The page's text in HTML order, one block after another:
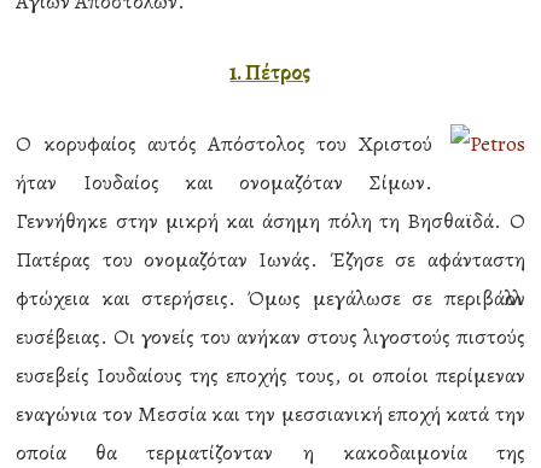
1. Πέτρος
Ο κορυφαίος αυτός Απόστολος του Χριστού
ήταν Ιουδαίος και ονομαζόταν Σίμων.
Γεννήθηκε στην μικρή και άσημη πόλη τη Βησθαϊδά. Ο
Πατέρας του ονομαζόταν Ιωνάς. Έζησε σε αφάνταστη
φτώχεια και στερήσεις. Όμως μεγάλωσε σε περιβάλλον
ευσέβειας. Οι γονείς του ανήκαν στους λιγοστούς πιστούς
ευσεβείς Ιουδαίους της εποχής τους, οι οποίοι περίμεναν
εναγώνια τον Μεσσία και την μεσσιανική εποχή κατά την
οποία θα τερματίζονταν η κακοδαιμονία της